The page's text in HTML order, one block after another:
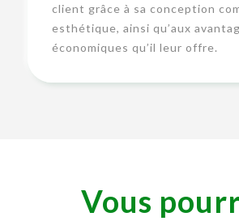
client grâce à sa conception
esthétique, ainsi qu’aux
économiques qu’il leur offre.
Vous